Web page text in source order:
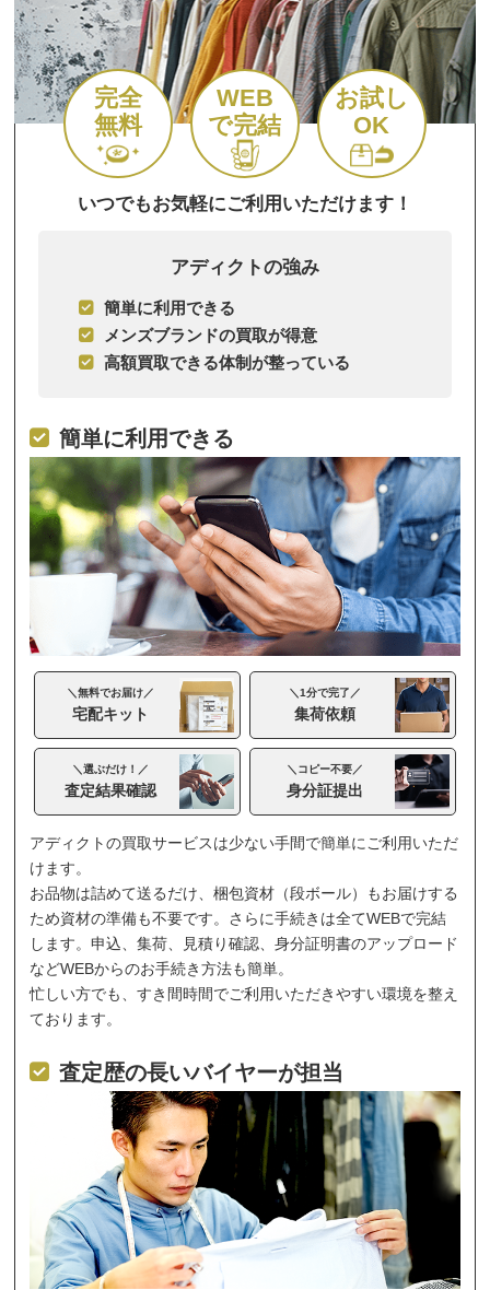
完全
無料
WEB
で完結
お試し
OK
いつでもお気軽にご利用いただけます！
アディクトの強み
簡単に利用できる
メンズブランドの買取が得意
高額買取できる体制が整っている
簡単に利用できる
＼無料でお届け／
宅配キット
＼1分で完了／
集荷依頼
＼選ぶだけ！／
査定結果確認
＼コピー不要／
身分証提出
アディクトの買取サービスは少ない手間で簡単にご利用いただ
けます。
お品物は詰めて送るだけ、梱包資材（段ボール）もお届けする
ため資材の準備も不要です。さらに手続きは全てWEBで完結
します。申込、集荷、見積り確認、身分証明書のアップロード
などWEBからのお手続き方法も簡単。
忙しい方でも、すき間時間でご利用いただきやすい環境を整え
ております。
査定歴の長いバイヤーが担当